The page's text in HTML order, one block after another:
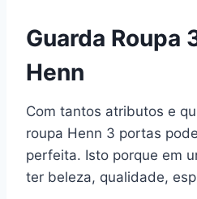
Guarda Roupa
Henn
Com tantos atributos e
roupa Henn 3 portas
perfeita. Isto porque em
ter beleza, qualidade,